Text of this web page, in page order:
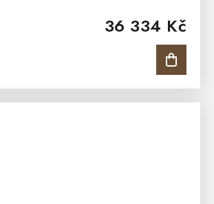
36 334 Kč
Úložný prostor pod postelí...